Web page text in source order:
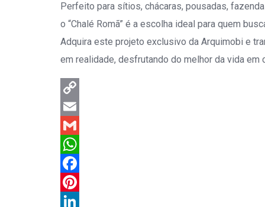
Perfeito para sítios, chácaras, pousadas,
o “Chalé Romã” é a escolha ideal para quem
Adquira este projeto exclusivo da Arquimobi e
em realidade, desfrutando do melhor da vida em
Copy
Link
Email
Gmail
WhatsApp
Facebook
Pinterest